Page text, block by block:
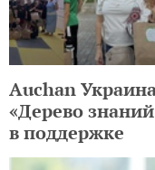
Auchan
«Дерево
в поддержке